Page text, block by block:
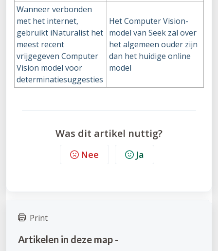
Wanneer verbonden
met het internet,
gebruikt iNaturalist het
meest recent
vrijgegeven Computer
Vision model voor
determinatiesuggesties
Het Computer Vision-
model van Seek zal over
het algemeen ouder zijn
dan het huidige online
model
Was dit artikel nuttig?
Nee Ja
Print
Artikelen in deze map -